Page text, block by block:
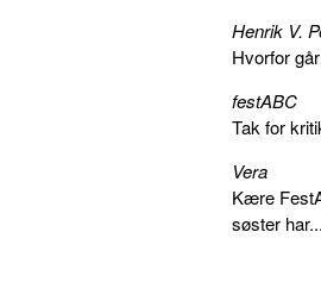
Henrik V.
Hvorfor
festABC
Tak for
Vera
Kære
søster har...